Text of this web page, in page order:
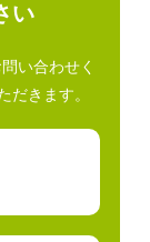
い
い合わせく
だきます。